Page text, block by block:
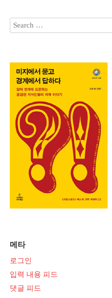
메타
로그인
입력 내용 피드
댓글 피드